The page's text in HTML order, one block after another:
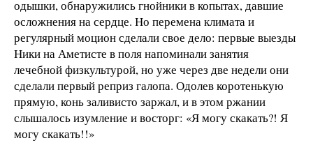
одышки, обнаружились гнойники в копытах, давшие
осложнения на сердце. Но перемена климата и
регулярный моцион сделали свое дело: первые выезды
Ники на Аметисте в поля напоминали занятия
лечебной физкультурой, но уже через две недели они
сделали первый реприз галопа. Одолев коротенькую
прямую, конь заливисто заржал, и в этом ржании
слышалось изумление и восторг: «Я могу скакать?! Я
могу скакать!!»